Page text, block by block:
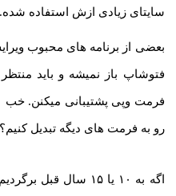
سایتای زیادی ازش استفاده شده.
فتوشاپ باز نمیشه و باید
رو به فرمت های دیگه تبدیل